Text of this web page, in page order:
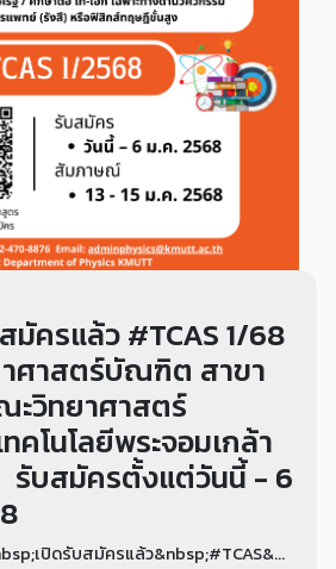
ครแล้ว #TCAS 1/68
ศาสตร์บัณฑิต สาขา
วิทยาศาสตร์
คโนโลยีพระจอมเกล้า
รับสมัครตั้งแต่วันนี้ - 6
เปิดรับสมัครแล้ว&nbsp;#TCAS&...